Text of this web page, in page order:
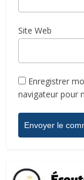
Site Web
Enregistrer
navigateur pour